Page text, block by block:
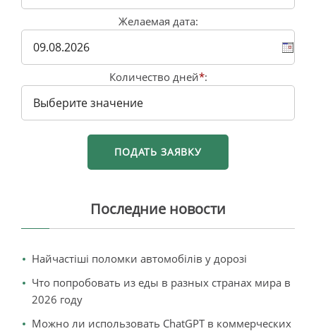
Желаемая дата:
Количество дней*:
Последние новости
Найчастіші поломки автомобілів у дорозі
Что попробовать из еды в разных странах мира в
2026 году
Можно ли использовать ChatGPT в коммерческих